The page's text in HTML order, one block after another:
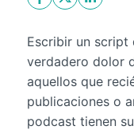
Escribir un script
verdadero dolor
aquellos que
publicaciones o
podcast tienen